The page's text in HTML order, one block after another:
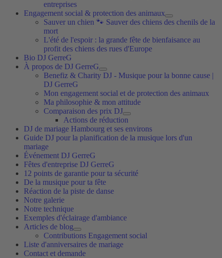
entreprises
Engagement social & protection des animaux
Sauver un chien 🐾 Sauver des chiens des chenils de la
mort
L'été de l'espoir : la grande fête de bienfaisance au
profit des chiens des rues d'Europe
Bio DJ GerreG
À propos de DJ GerreG
Benefiz & Charity DJ - Musique pour la bonne cause |
DJ GerreG
Mon engagement social et de protection des animaux
Ma philosophie & mon attitude
Comparaison des prix DJ
Actions de réduction
DJ de mariage Hambourg et ses environs
Guide DJ pour la planification de la musique lors d'un
mariage
Événement DJ GerreG
Fêtes d'entreprise DJ GerreG
12 points de garantie pour ta sécurité
De la musique pour ta fête
Réaction de la piste de danse
Notre galerie
Notre technique
Exemples d'éclairage d'ambiance
Articles de blog
Contributions Engagement social
Liste d'anniversaires de mariage
Contact et demande